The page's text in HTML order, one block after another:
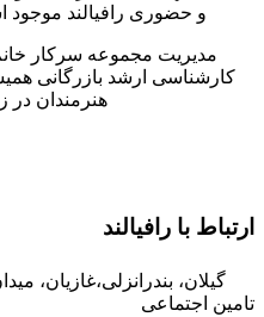
و حضوری رافیالند
مدیریت مجموعه سرکار
کارشناسی ارشد بازرگانی
هنرمندان در
ارتباط با رافیالند
گیلان، بندرانزلی،غازیان،
تامین اجتماعی